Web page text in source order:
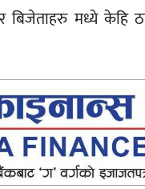
बिजेताहरु मध्ये केहि